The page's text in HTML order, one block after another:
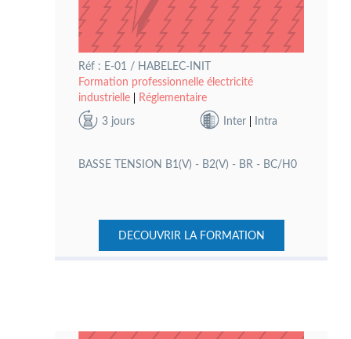
Réf : E-01 / HABELEC-INIT
Formation professionnelle électricité
industrielle
Réglementaire
3 jours Inter Intra
BASSE TENSION B1(V) - B2(V) - BR - BC/H0
DECOUVRIR LA FORMATION